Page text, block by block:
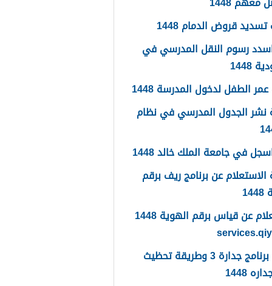
قروض الدمام 1448
رسوم النقل المدرسي في
1448
الطفل لدخول المدرسة 1448
نشر الجدول المدرسي في نظام
في جامعة الملك خالد 1448
عن برنامج ريف برقم
الاستعلام عن قياس برقم الهوية 1448
ما هو برنامج جدارة 3 وطريقة تحظيث
1448